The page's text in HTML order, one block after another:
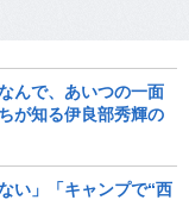
んで、あいつの一面
が知る伊良部秀輝の
い」「キャンプで“西